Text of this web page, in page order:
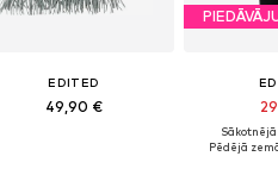
EDITED
49,90 €
Sākotnējā
Pēdējā